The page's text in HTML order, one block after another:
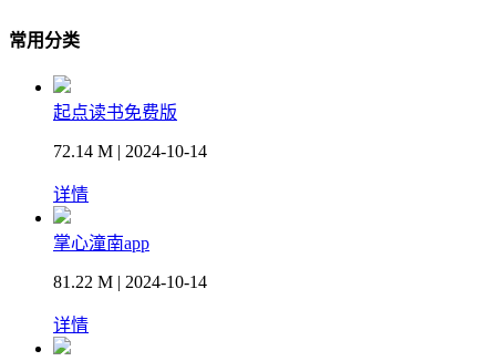
常用分类
起点读书免费版
72.14 M | 2024-10-14
详情
掌心潼南app
81.22 M | 2024-10-14
详情